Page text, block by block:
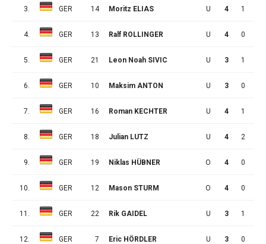
3. GER 14 Moritz ELIAS U 4 1
4. GER 13 Ralf ROLLINGER U 4 0
5. GER 21 Leon Noah SIVIC U 3 1
6. GER 10 Maksim ANTON U 3 0
7. GER 16 Roman KECHTER U 4 1
8. GER 18 Julian LUTZ U 4 2
9. GER 19 Niklas HÜBNER O 4 0
10. GER 12 Mason STURM O 4 0
11. GER 22 Rik GAIDEL U 3 1
12. GER 7 Eric HÖRDLER U 3 0